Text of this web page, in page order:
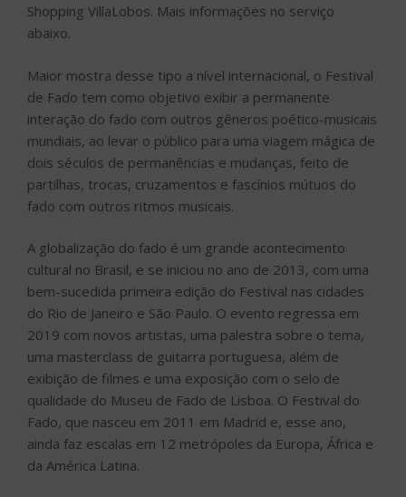
Shopping VillaLobos. Mais informações no serviço
abaixo.
Maior mostra desse tipo a nível internacional, o Festival
de Fado tem como objetivo exibir a permanente
interação do fado com outros gêneros poético-musicais
mundiais, ao levar o público para uma viagem mágica de
dois séculos de permanências e mudanças, feito de
partilhas, trocas, cruzamentos e fascínios mútuos do
fado com outros ritmos musicais.
A globalização do fado é um grande acontecimento
cultural no Brasil, e se iniciou no ano de 2013, com uma
bem-sucedida primeira edição do Festival nas cidades
do Rio de Janeiro e São Paulo. O evento regressa em
2019 com novos artistas, uma palestra sobre o tema,
uma masterclass de guitarra portuguesa, além de
exibição de filmes e uma exposição com o selo de
qualidade do Museu de Fado de Lisboa. O Festival do
Fado, que nasceu em 2011 em Madrid e, esse ano,
ainda faz escalas em 12 metrópoles da Europa, África e
da América Latina.